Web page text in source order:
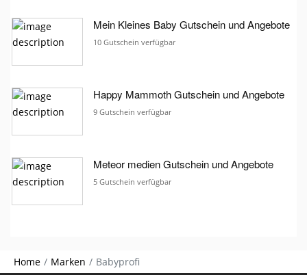
Mein Kleines Baby Gutschein und Angebote
10 Gutschein verfügbar
Happy Mammoth Gutschein und Angebote
9 Gutschein verfügbar
Meteor medien Gutschein und Angebote
5 Gutschein verfügbar
Home Marken Babyprofi